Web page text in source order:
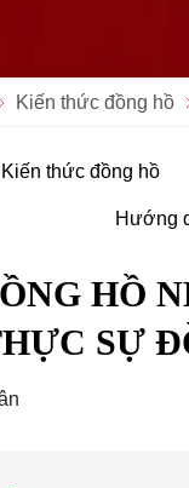
Kiến thức đồng hồ
Kiến thức đồng hồ
Hướng
HỒ
SỰ